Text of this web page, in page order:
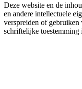
Deze website en de
en andere intellectuele
verspreiden of gebruiken
schriftelijke toestemming